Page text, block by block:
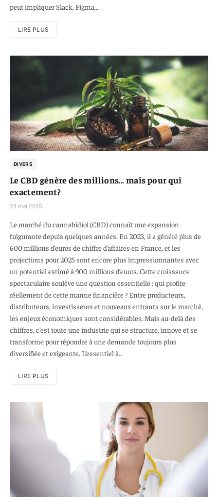
peut impliquer Slack, Figma,…
LIRE PLUS
DIVERS
Le CBD génère des millions… mais pour qui
exactement?
23 mai 2025
Le marché du cannabidiol (CBD) connaît une expansion
fulgurante depuis quelques années. En 2023, il a généré plus de
600 millions d’euros de chiffre d’affaires en France, et les
projections pour 2025 sont encore plus impressionnantes avec
un potentiel estimé à 900 millions d’euros. Cette croissance
spectaculaire soulève une question essentielle : qui profite
réellement de cette manne financière ? Entre producteurs,
distributeurs, investisseurs et nouveaux entrants sur le marché,
les enjeux économiques sont considérables. Mais au-delà des
chiffres, c’est toute une industrie qui se structure, innove et se
transforme pour répondre à une demande toujours plus
diversifiée et exigeante. L’essentiel à…
LIRE PLUS